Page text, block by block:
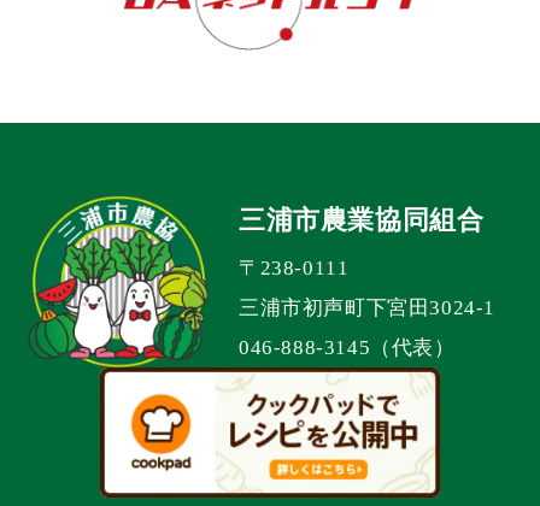
三浦市農業協同組合
〒238-0111
三浦市初声町下宮田3024-1
046-888-3145（代表）